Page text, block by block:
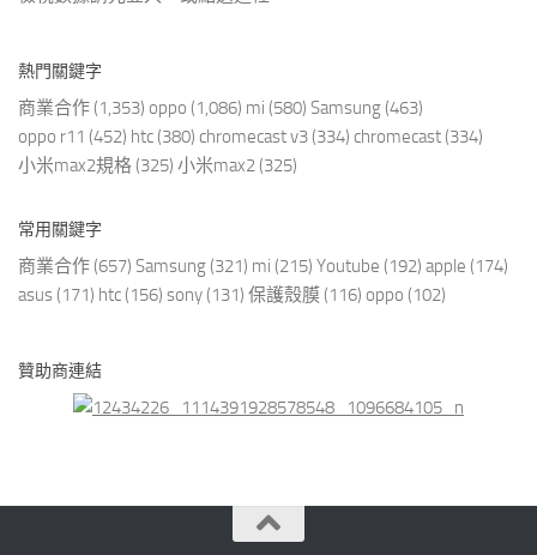
熱門關鍵字
商業合作 (1,353) oppo (1,086) mi (580) Samsung (463)
oppo r11 (452) htc (380) chromecast v3 (334) chromecast (334)
小米max2規格 (325) 小米max2 (325)
常用關鍵字
商業合作 (657) Samsung (321) mi (215) Youtube (192) apple (174)
asus (171) htc (156) sony (131) 保護殼膜 (116) oppo (102)
贊助商連結